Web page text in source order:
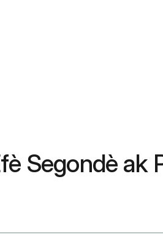
Segondè ak